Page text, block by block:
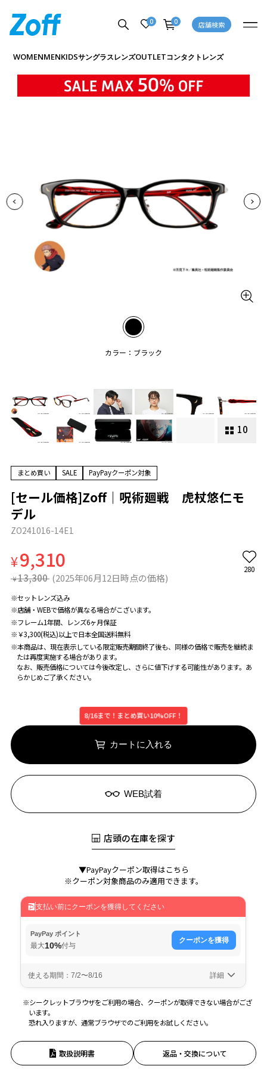
0 0 店舗検索
WOMENMENKIDSサングラスレンズOUTLETコンタクトレンズ
カラー：ブラック
10
商品詳細ページへ
まとめ買い SALE PayPayクーポン対象
[セール価格]Zoff｜呪術廻戦 虎杖悠仁モ
デル
ZO241016-14E1
¥9,310
¥ 13,300 (2025年06月12日時点の価格)
280
※セットレンズ込み
※店舗・WEBで価格が異なる場合がこざいます。
※フレーム1年間、レンズ6ヶ月保証
※￥3,300(税込)以上で日本全国送料無料
※本商品は、現在表示している限定販売期間終了後も、同様の価格で販売を継続ま
たは再度実施する場合があります。
なお、販売価格については今後改定し、さらに値下げする可能性があります。あ
らかじめご了承ください。
8/16まで！まとめ買い10%OFF！
カートに入れる
WEB試着
店頭の在庫を探す
▼PayPayクーポン取得はこちら
※クーポン対象商品のみ適用できます。
※シークレットブラウザをご利用の場合、クーポンが取得できない場合がござ
います。
恐れ入りますが、通常ブラウザでのご利用をお試しください。
取扱説明書 返品・交換について